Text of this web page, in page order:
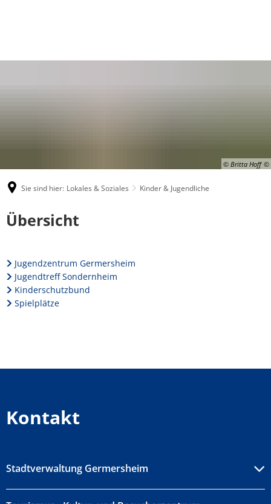
© Britta Hoff
Sie sind hier: Lokales & Soziales Kinder & Jugendliche
Kinder
Jugendliche
Übersicht
Jugendzentrum Germersheim
Jugendtreff Sondernheim
Kinderschutzbund
Spielplätze
Kontakt
Stadtverwaltung Germersheim